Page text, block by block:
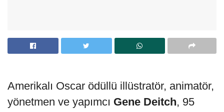
Amerikalı Oscar ödüllü illüstratör, animatör,
yönetmen ve yapımcı Gene Deitch, 95